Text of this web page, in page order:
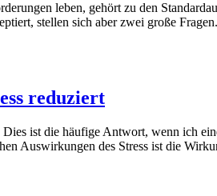
leben, gehört zu den
stellen sich aber zwei große
reduziert
Dies ist die häufige Antwort, wenn ich
Auswirkungen des Stress ist die